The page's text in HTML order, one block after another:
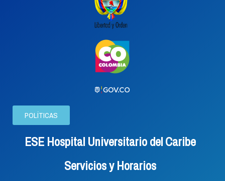
POLÍTICAS
ESE Hospital Universitario del Caribe
Servicios y Horarios